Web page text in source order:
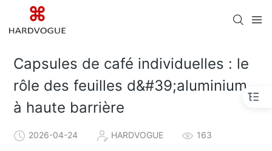
Capsules de café individuelles : le
rôle des feuilles d&#39;aluminium
à haute barrière
2026-04-24 HARDVOGUE 163